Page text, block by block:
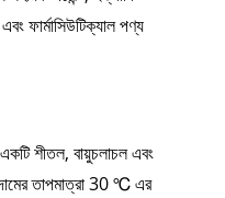
ফার্মাসিউটিক্যাল পণ্য
শীতল, বায়ুচলাচল এবং
তাপমাত্রা 30 ℃ এর